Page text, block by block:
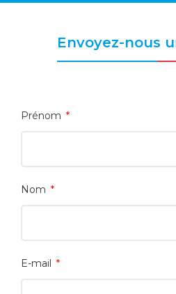
Envoyez-nous
Prénom
Nom
E-mail